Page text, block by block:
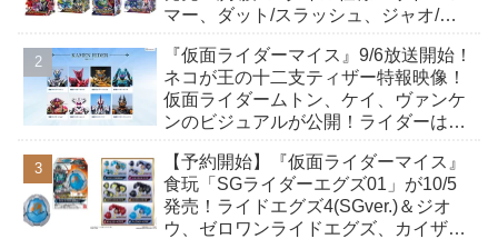
マー、ダット/スラッシュ、ジャオ/バ
も！
『仮面ライダーマイス』9/6放送開始！
ネコが王の十二支ティザー特報映像！
仮面ライダームトン、ケイ、ヴァンケ
ンのビジュアルが公開！ライダーは子
【予約開始】『仮面ライダーマイス』
食玩「SGライダーエグズ01」が10/5
発売！ライドエグズ4(SGver.)＆ジオ
ウ、ゼロワンライドエグズ、カイザ、